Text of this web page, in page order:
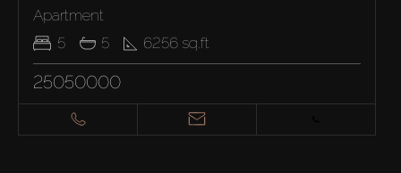
Apartment
5
5 6256 sq.ft
25050000